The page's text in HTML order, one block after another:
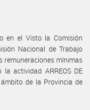
en el Visto la Comisión
Nacional de Trabajo
remuneraciones mínimas
actividad ARREOS DE
ámbito de la Provincia de